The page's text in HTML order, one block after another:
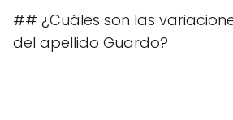
## ¿Cuáles son las
del apellido Guardo?